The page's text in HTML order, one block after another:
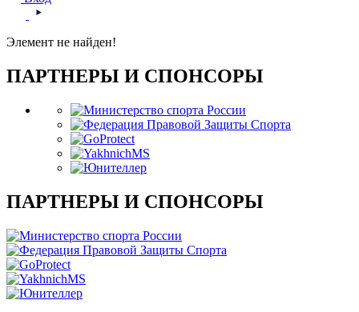
Элемент не найден!
ПАРТНЕРЫ И СПОНСОРЫ
ПАРТНЕРЫ И СПОНСОРЫ